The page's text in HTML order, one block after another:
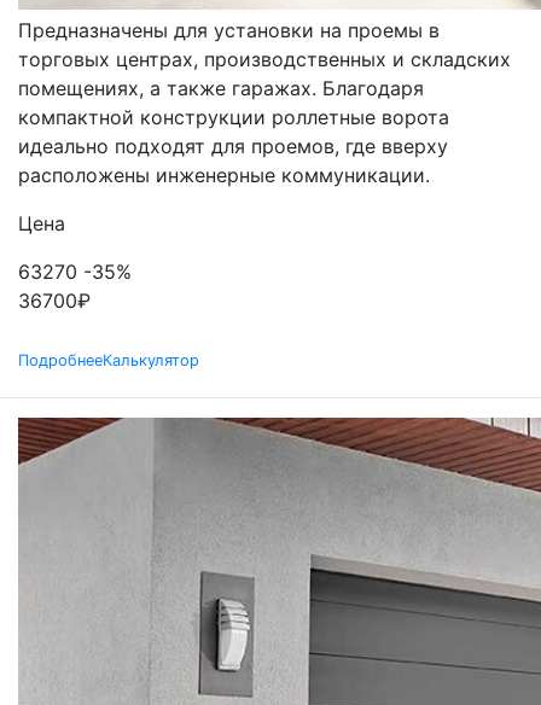
Предназначены для установки на проемы в
торговых центрах, производственных и складских
помещениях, а также гаражах. Благодаря
компактной конструкции роллетные ворота
идеально подходят для проемов, где вверху
расположены инженерные коммуникации.
Цена
63270 -35%
36700₽
ПодробнееКалькулятор